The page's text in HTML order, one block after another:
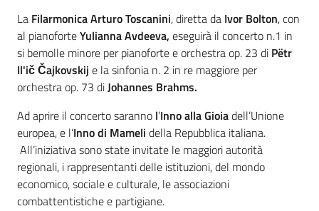
La Filarmonica Arturo Toscanini, diretta da Ivor Bolton, con
al pianoforteYulianna Avdeeva, eseguirà il concerto n.1 in
si bemolle minore per pianoforte e orchestra op. 23 di Pëtr
Il'ič Čajkovskij e la sinfonia n. 2 in re maggiore per
orchestra op. 73 diJohannes Brahms.
Ad aprire il concerto saranno l’Inno alla Gioiadell’Unione
europea, e l‘Inno di Mameli della Repubblica italiana.
All’iniziativa sono state invitate le maggiori autorità
regionali, i rappresentanti delle istituzioni, del mondo
economico, sociale e culturale, le associazioni
combattentistiche e partigiane.